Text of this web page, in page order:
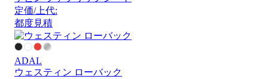
定価/上代:
都度見積
ADAL
ウェスティン ローバック